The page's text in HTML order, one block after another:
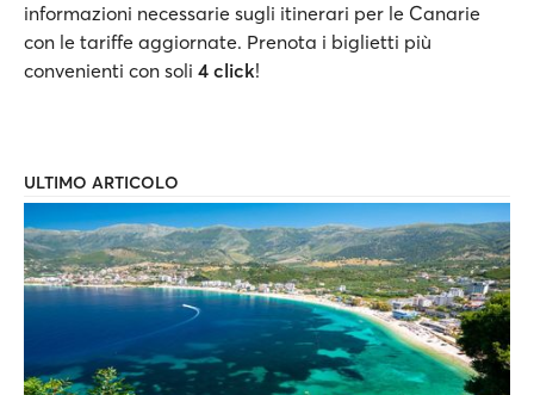
informazioni necessarie sugli itinerari per le Canarie
con le tariffe aggiornate. Prenota i biglietti più
convenienti con soli 4 click!
ULTIMO ARTICOLO